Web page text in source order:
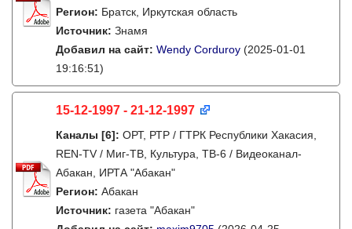
Регион: Братск, Иркутская область
Источник: Знамя
Добавил на сайт: Wendy Corduroy (2025-01-01
19:16:51)
15-12-1997 - 21-12-1997
Каналы [6]: ОРТ, РТР / ГТРК Республики Хакасия,
REN-TV / Миг-ТВ, Культура, ТВ-6 / Видеоканал-
Абакан, ИРТА "Абакан"
Регион: Абакан
Источник: газета "Абакан"